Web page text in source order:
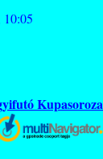
10:05